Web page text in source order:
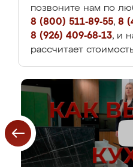
позвоните нам по
8 (800) 511-89-55, 8
8 (926) 409-68-13, и
рассчитает